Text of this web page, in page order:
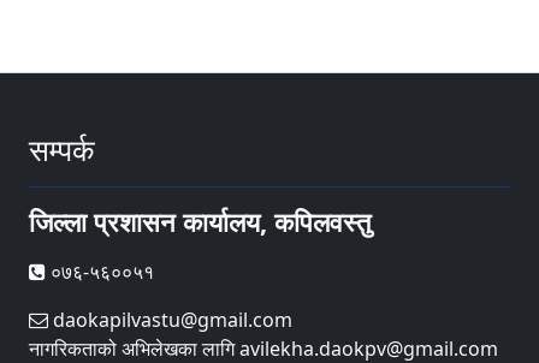
सम्पर्क
जिल्ला प्रशासन कार्यालय, कपिलवस्तु
०७६-५६००५१
daokapilvastu@gmail.com
नागरिकताको अभिलेखका लागि avilekha.daokpv@gmail.com